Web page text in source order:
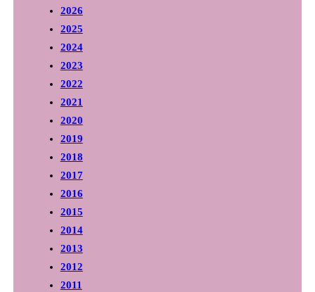
2026
2025
2024
2023
2022
2021
2020
2019
2018
2017
2016
2015
2014
2013
2012
2011